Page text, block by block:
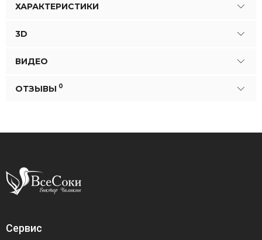
ХАРАКТЕРИСТИКИ
3D
ВИДЕО
ОТЗЫВЫ 0
Сервис